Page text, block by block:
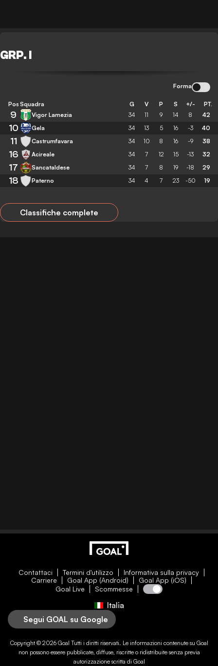
GRP. I
Forma
Pos Squadra G V P S +/- PT.
9 Vigor Lamezia 34 11 9 14 8 42
10 Gela 34 13 5 16 -3 40
11 Castrumfavara 34 10 8 16 -9 38
16 Acireale 34 7 12 15 -13 32
17 Sancataldese 34 7 8 19 -18 29
18 Paterno 34 4 7 23 -50 19
Classifiche complete
Contattaci Termini d'utilizzo
Informativa sulla privacy
Carriere
Goal App (Android)
Goal App (iOS)
Goal Live
Scommesse
Italia
Segui GOAL su Google
Copyright © 2026 Goal Tutti i diritti riservati. Le informazioni contenute su Goal
non possono essere pubblicate, diffuse, riscritte o ridistribuite senza previa
autorizzazione scritta di Goal